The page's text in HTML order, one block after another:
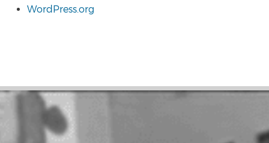
WordPress.org